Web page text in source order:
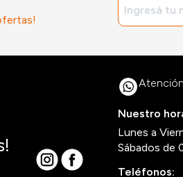
Nuestro
Lunes a
Sábados de
Teléfonos: